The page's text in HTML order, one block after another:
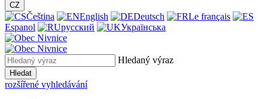
CZ
Čeština English Deutsch
Le français
Espanol
русский Українська
Hledaný výraz
Hledat
rozšířené vyhledávání